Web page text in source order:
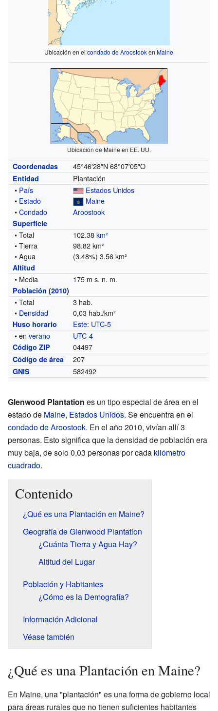
Ubicación en elcondado de AroostookenMaine
Ubicación de Maine en EE. UU.
Coordenadas 45°46′28″N 68°07′05″O
Entidad
Plantación
• País
Estados Unidos
• Estado
Maine
•Condado Aroostook
Superficie
• Total 102.38km²
• Tierra
98.82 km²
• Agua
(3.48%) 3.56 km²
Altitud
• Media 175 m s. n. m.
Población (2010)
• Total
3 hab.
• Densidad 0,03 hab./km²
Huso horario Este: UTC-5
• enverano UTC-4
Código ZIP 04497
Código de área 207
GNIS 582492
Glenwood Plantation es un tipo especial de área en el
estado de Maine, Estados Unidos. Se encuentra en el
condado de Aroostook. En el año 2010, vivían allí 3
personas. Esto significa que la densidad de población era
muy baja, de solo 0,03 personas por cada kilómetro
cuadrado.
Contenido
¿Qué es una Plantación en Maine?
Geografía de Glenwood Plantation
¿Cuánta Tierra y Agua Hay?
Altitud del Lugar
Población y Habitantes
¿Cómo es la Demografía?
Información Adicional
Véase también
¿Qué es una Plantación en Maine?
En Maine, una "plantación" es una forma de gobierno local
para áreas rurales que no tienen suficientes habitantes